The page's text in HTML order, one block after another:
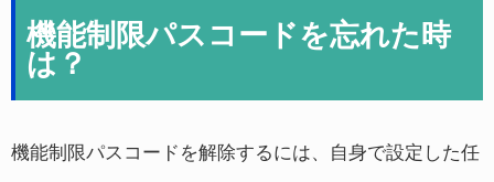
機能制限パスコードを忘れた時
は？
機能制限パスコードを解除するには、自身で設定した任